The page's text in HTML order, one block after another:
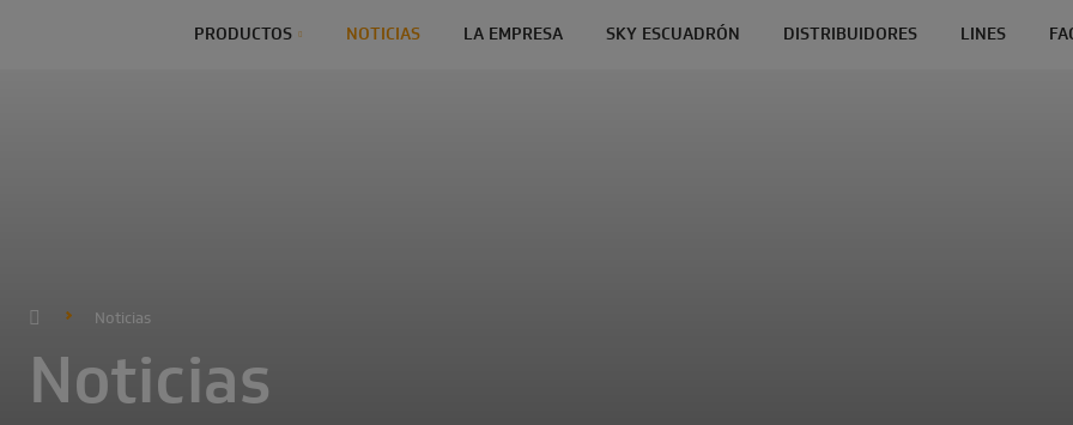
PRODUCTOS NOTICIAS LA EMPRESA SKY ESCUADRÓN DISTRIBUIDORES LINES
Noticias
Noticias